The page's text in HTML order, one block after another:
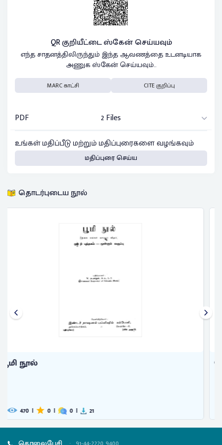
QR குறியீட்டை ஸ்கேன் செய்யவும்
எந்த சாதனத்திலிருந்தும் இந்த ஆவணத்தை உடனடியாக
அணுக ஸ்கேன் செய்யவும்..
MARC காட்சி CITE குறிப்பு
PDF
2 Files
உங்கள் மதிப்பீடு மற்றும் மதிப்புரைகளை வழங்கவும்
மதிப்புரை செய்ய
தொடர்புடைய நூல்
பொது இயந்திரவியல்
593 | 0 | 0 |